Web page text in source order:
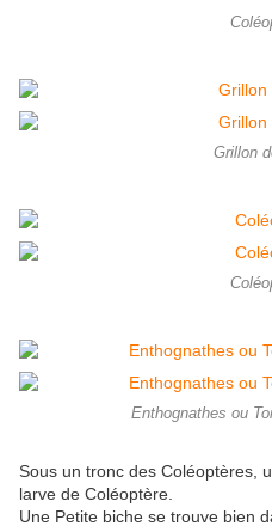
Grillon
Enthognathes ou
Sous un tronc des Coléoptères,
larve de Coléoptère.
Une Petite biche se trouve bien